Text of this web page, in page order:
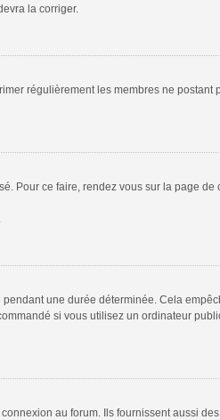
la corriger.
régulièrement les membres ne
Pour ce faire, rendez vous sur la page
une durée déterminée. Cela
si vous utilisez un ordinateur
au forum. Ils fournissent aussi